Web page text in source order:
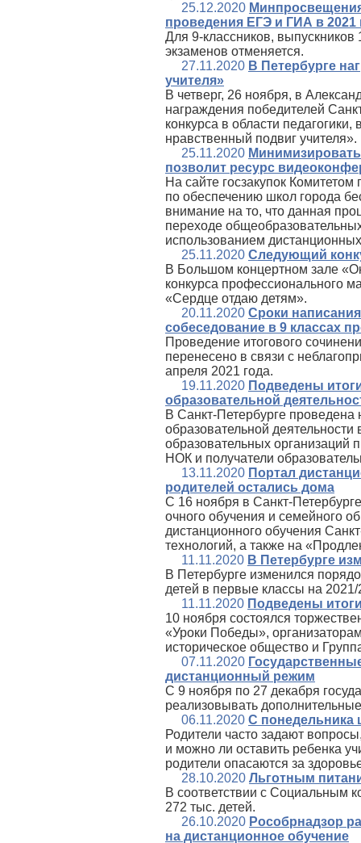
25.12.2020
проведения ЕГЭ и ГИА в 2021
Для 9-классников,
экзаменов отменяется.
27.11.2020 В Петербурге
учителя»
В четверг, 26 ноября, в
награждения победителей
конкурса в области
нравственный подвиг учителя».
25.11.2020
позволит ресурс
На сайте госзакупок
по обеспечению школ города
внимание на то, что данная
переходе
использованием
25.11.2020 Следующий
В Большом концертном зале
конкурса профессионального
«Сердце отдаю детям».
20.11.2020 Сроки
собеседование в 9 классах
Проведение итогового
перенесено в связи с
апреля 2021 года.
19.11.2020 Подведены
образовательной
В Санкт-Петербурге проведена
образовательной
образовательных организаций
НОК и получатели
13.11.2020 Портал
родителей остались дома
С 16 ноября в Санкт-
очного обучения и семейного
дистанционного обучения
технологий, а также на
11.11.2020 В Петербурге
В Петербурге изменился
детей в первые классы на
11.11.2020 Подведены
10 ноября состоялся
«Уроки Победы»,
историческое общество и
07.11.2020
дистанционный режим
С 9 ноября по 27 декабря
реализовывать
06.11.2020 С понедельника
Родители часто задают
и можно ли оставить ребенка
родители опасаются за
28.10.2020 Льготным
В соответствии с Социальным
272 тыс. детей.
26.10.2020 Рособрнадзор
на дистанционное обучение